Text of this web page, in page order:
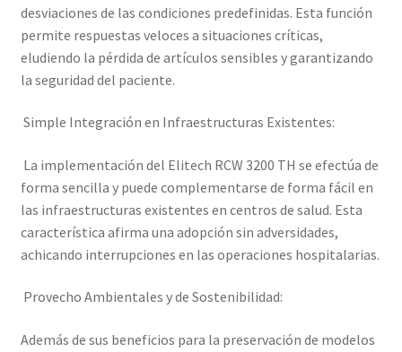
desviaciones de las condiciones predefinidas. Esta función
permite respuestas veloces a situaciones críticas,
eludiendo la pérdida de artículos sensibles y garantizando
la seguridad del paciente.
Simple Integración en Infraestructuras Existentes:
La implementación del Elitech RCW 3200 TH se efectúa de
forma sencilla y puede complementarse de forma fácil en
las infraestructuras existentes en centros de salud. Esta
característica afirma una adopción sin adversidades,
achicando interrupciones en las operaciones hospitalarias.
Provecho Ambientales y de Sostenibilidad:
Además de sus beneficios para la preservación de modelos